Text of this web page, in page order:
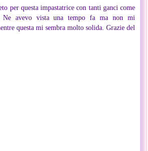
per questa impastatrice con tanti ganci come
Ne avevo vista una tempo fa ma non mi
questa mi sembra molto solida. Grazie del